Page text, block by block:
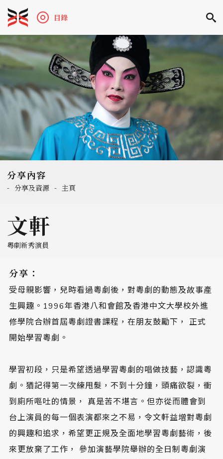
目錄
分享內容
- 分享及資源 - 主頁
文軒
粵劇新秀演員
分享：
受母親影響，兒時看過粵劇後，對粵劇的動態及故事產
生興趣。1996年香港八和會館及香港中文大學校外進
修學院合辦首屆粵劇證書課程，在朋友鼓勵下， 正式
開始學習粵劇。
學習初段，只是希望透過學習粵劇的唱做技藝，認識粵
劇。猶記得第一次練甩髮，不到十分鐘，頭痛欲裂，衝
到廁所嘔吐的情景， 真是苦不堪言。但亦從而體會到
台上演員的每一個表演都來之不易，令文軒益增對粵劇
的興趣和追求，希望更正規及全面地學習粵劇藝術，後
來更放棄了工作， 參加演藝學院舉辦的全日制粵劇演